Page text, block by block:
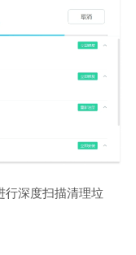
行深度扫描清理垃